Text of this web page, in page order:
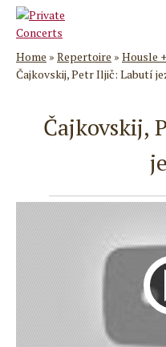
Home » Repertoire » Housle
Čajkovskij, Petr Iljič: Labutí
Čajkovskij,